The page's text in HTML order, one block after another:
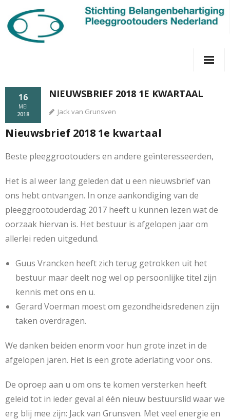
Over ons
Pleeggrootouderdagen
NIEUWSBRIEF 2018 1E KWARTAAL
16
MEI
2018 Jack van Grunsven
Nieuwsbrief 2018 1e kwartaal
Beste pleeggrootouders en andere geïnteresseerden,
Het is al weer lang geleden dat u een nieuwsbrief van
ons hebt ontvangen. In onze aankondiging van de
pleeggrootouderdag 2017 heeft u kunnen lezen wat de
oorzaak hiervan is. Het bestuur is afgelopen jaar om
allerlei reden uitgedund.
Guus Vrancken heeft zich terug getrokken uit het
bestuur maar deelt nog wel op persoonlijke titel zijn
kennis met ons en u.
Gerard Voerman moest om gezondheidsredenen zijn
taken overdragen.
We danken beiden enorm voor hun grote inzet in de
afgelopen jaren. Het is een grote aderlating voor ons.
De oproep aan u om ons te komen versterken heeft
geleid tot in ieder geval al één nieuw bestuurslid waar we
erg blij mee zijn: Jack van Grunsven. Met veel energie en